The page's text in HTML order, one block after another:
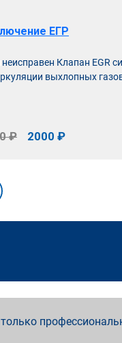
ЕГР
неисправен Клапан EGR
выхлопных
₽ 2000 ₽